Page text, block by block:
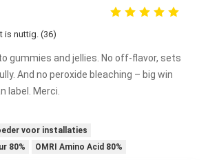
is nuttig. (36)
to gummies and jellies. No off-flavor, sets
And no peroxide bleaching – big win
label. Merci.
voor installaties
80%
OMRI Amino Acid 80%